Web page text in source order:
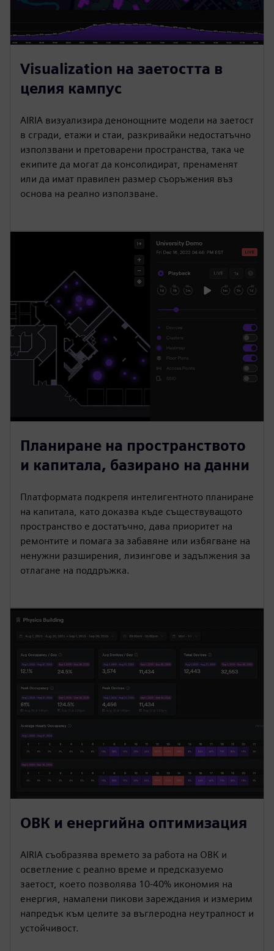
Visualization на заетостта в
целия кампус
AIRIA визуализира денонощните модели на заетост
в сгради, етажи и стаи, разкривайки недостатъчно
използвани и претоварени пространства, така че
екипите да могат да консолидират, пренаменят
или да имат правилен размер съоръжения въз
основа на реално използване.
Планиране на пространството
и капитала, базирано на данни
Платформата подкрепя интелигентното планиране
на капитала, като доказва къде съществуващото
пространство е достатъчно, дава приоритет на
ремонтите и помага за забавяне или избягване на
ненужни разширения, лизингове и задължения за
отлагане на поддръжка.
ОВК и енергийна оптимизация
AIRIA съобразява времето за работа на ОВК и
осветление с реално време и предсказуемо
заетост, което позволява 10-40% икономия на
енергия, намалени пикови зареждания и измерим
напредък към целите за въглеродна неутралност и
устойчивост.